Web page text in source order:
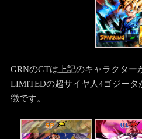
GRNのGTは上記のキャラクター
LIMITEDの超サイヤ人4ゴジー
徴です。
SP UL